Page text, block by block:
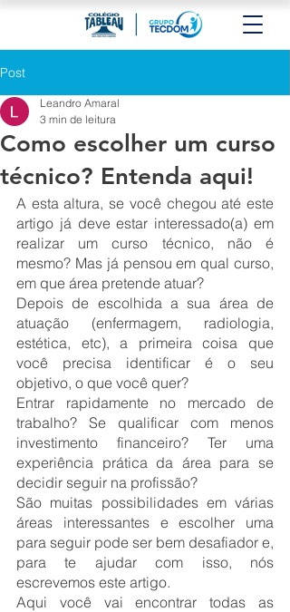
Post
Como escolher um curso
técnico? Entenda aqui!
Leandro Amaral
3 min de leitura
A esta altura, se você chegou até este
artigo já deve estar interessado(a) em
realizar um curso técnico, não é
mesmo? Mas já pensou em qual curso,
em que área pretende atuar?
Depois de escolhida a sua área de
atuação (enfermagem, radiologia,
estética, etc), a primeira coisa que
você precisa identificar é o seu
objetivo, o que você quer?
Entrar rapidamente no mercado de
trabalho? Se qualificar com menos
investimento financeiro? Ter uma
experiência prática da área para se
decidir seguir na profissão?
São muitas possibilidades em várias
áreas interessantes e escolher uma
para seguir pode ser bem desafiador e,
para te ajudar com isso, nós
escrevemos este artigo.
Aqui você vai encontrar todas as